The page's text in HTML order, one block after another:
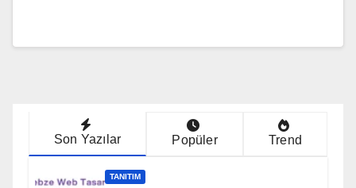
Son Yazılar Popüler Trend
TANITIM